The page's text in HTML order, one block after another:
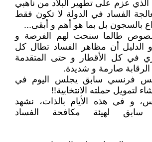
عزم على تطهير البلاد من ناهبي
الفساد في الدولة لا تكون فقط
بالسجون بل بما هو أهم و أبقى...
لصوص طالما سنحت لهم الفرصة و
و الدليل أن مظاهر الفساد تطال كل
في كل الأقطار و حتى المتقدمة
الرقابة صارمة و شديدة.
فرنسي سابق يجلس اليوم في
لتمويل حملته الانتخابية!!
و في هذه الأيام بالذات، نشهد
لهيئة مكافحة الفساد